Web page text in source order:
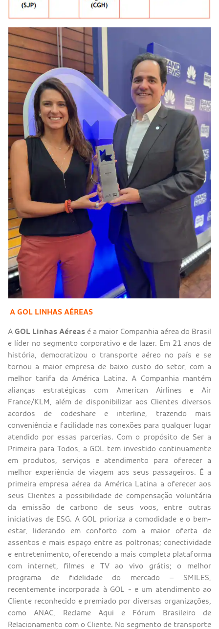
A GOL LINHAS AÉREAS
A GOL Linhas Aéreas é a maior Companhia aérea do Brasil
e líder no segmento corporativo e de lazer. Em 21 anos de
história, democratizou o transporte aéreo no país e se
tornou a maior empresa de baixo custo do setor, com a
melhor tarifa da América Latina. A Companhia mantém
alianças estratégicas com American Airlines e Air
France/KLM, além de disponibilizar aos Clientes diversos
acordos de codeshare e interline, trazendo mais
conveniência e facilidade nas conexões para qualquer lugar
atendido por essas parcerias. Com o propósito de Ser a
Primeira para Todos, a GOL tem investido continuamente
em produtos, serviços e atendimento para oferecer a
melhor experiência de viagem aos seus passageiros. É a
primeira empresa aérea da América Latina a oferecer aos
seus Clientes a possibilidade de compensação voluntária
da emissão de carbono de seus voos, entre outras
iniciativas de ESG. A GOL prioriza a comodidade e o bem-
estar, liderando em conforto com a maior oferta de
assentos e mais espaço entre as poltronas; conectividade
e entretenimento, oferecendo a mais completa plataforma
com internet, filmes e TV ao vivo grátis; o melhor
programa de fidelidade do mercado – SMILES,
recentemente incorporada à GOL - e um atendimento ao
Cliente reconhecido e premiado por diversas organizações,
como ANAC, Reclame Aqui e Fórum Brasileiro de
Relacionamento com o Cliente. No segmento de transporte